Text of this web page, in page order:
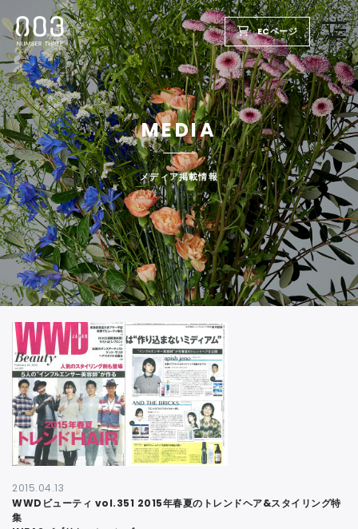
ECページ
MEDIA
メディア掲載情報
2015.04.13
WWDビューティ vol.351 2015年春夏のトレンドヘア&スタイリング特
集
TOP
PRODUCTS
WELLBEING REPORT
FOR SALON
COMPANY
RECRUIT
CONTACT